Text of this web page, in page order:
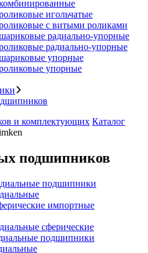
игольчатые
с витыми роликами
радиально-упорные
радиально-упорные
упорные
упорные
и комплектующих Каталог
подшипников
сферические